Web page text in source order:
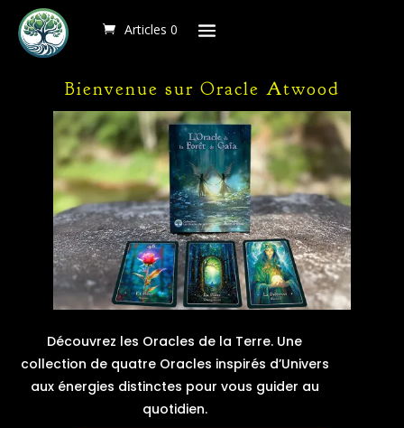
Articles 0
Articles 0
Articles 0
Bienvenue sur Oracle Atwood
Découvrez les Oracles de la Terre. Une
collection de quatre Oracles inspirés d’Univers
aux énergies distinctes pour vous guider au
quotidien.